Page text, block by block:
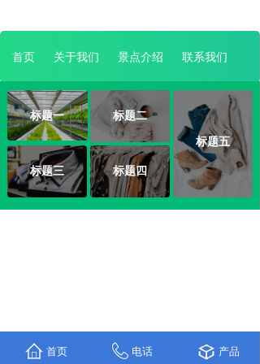
首页 关于我们 景点介绍 联系我们
标题一
标题五
标题二
标题三 标题四
首页 电话 产品